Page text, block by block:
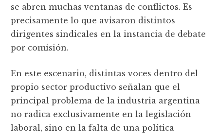
se abren muchas ventanas de conflictos. Es
precisamente lo que avisaron distintos
dirigentes sindicales en la instancia de debate
por comisión.
En este escenario, distintas voces dentro del
propio sector productivo señalan que el
principal problema de la industria argentina
no radica exclusivamente en la legislación
laboral, sino en la falta de una política